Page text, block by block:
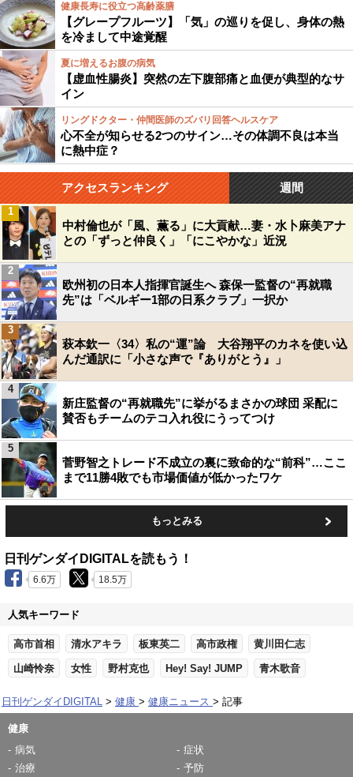
健康長寿に役立つ高齢薬膳
【グレープフルーツ】「気」の巡りを促し、身体の熱
を冷まして中途覚醒
夏に増えるお腹の病気
【虚血性腸炎】突然の左下腹部痛と血便が典型的なサ
イン
リングドクター・仲間医師のズバリ回答ヘルスケア
心不全が知らせる2つのサイン…その体調不良は本当
に熱中症？
アクセスランキング 週間
中村倫也が「風、薫る」に大貢献…妻・水卜麻美アナ
との「ずっと仲良く」「にこやかな」近況
1
欧州初の日本人指揮官誕生へ 森保一監督の“再就職
先”は「ベルギー1部の日系クラブ」一択か
2
萩本欽一〈34〉私の“運”論 大谷翔平のカネを使い込
んだ通訳に「小さな声で『ありがとう』」
3
新庄監督の“再就職先”に挙がるまさかの球団 采配に
賛否もチームのテコ入れ役にうってつけ
4
菅野智之トレード不成立の裏に致命的な“前科”…ここ
まで11勝4敗でも市場価値が低かったワケ
5
もっとみる
日刊ゲンダイDIGITALを読もう！
6.6万 18.5万
人気キーワード
高市首相 清水アキラ 板東英二 高市政権 黄川田仁志
山崎怜奈 女性 野村克也 Hey! Say! JUMP 青木歌音
日刊ゲンダイDIGITAL 健康 健康ニュース 記事
健康
病気
症状
治療
予防